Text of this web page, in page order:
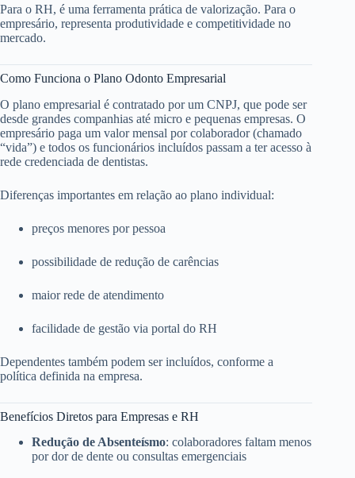
Para o RH, é uma ferramenta prática de valorização. Para o
empresário, representa produtividade e competitividade no
mercado.
Como Funciona o Plano Odonto Empresarial
O plano empresarial é contratado por um CNPJ, que pode ser
desde grandes companhias até micro e pequenas empresas. O
empresário paga um valor mensal por colaborador (chamado
“vida”) e todos os funcionários incluídos passam a ter acesso à
rede credenciada de dentistas.
Diferenças importantes em relação ao plano individual:
preços menores por pessoa
possibilidade de redução de carências
maior rede de atendimento
facilidade de gestão via portal do RH
Dependentes também podem ser incluídos, conforme a
política definida na empresa.
Benefícios Diretos para Empresas e RH
Redução de Absenteísmo: colaboradores faltam menos
por dor de dente ou consultas emergenciais